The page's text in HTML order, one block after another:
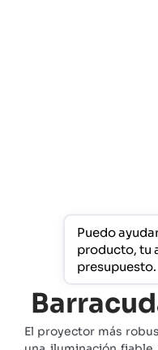
El proyector más
Puedo
producto, tu
presupuesto.